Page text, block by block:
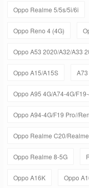
Oppo Realme 5/5s/5i/6i
Oppo Reno 4 (4G)
Oppo A53 2020/A32/A33
Oppo A15/A15S
Oppo A95 4G/A74-4G/
Oppo A94-4G/F19 Pro//
Oppo Realme C20/
Oppo Realme 8-5G
Oppo A16K Oppo